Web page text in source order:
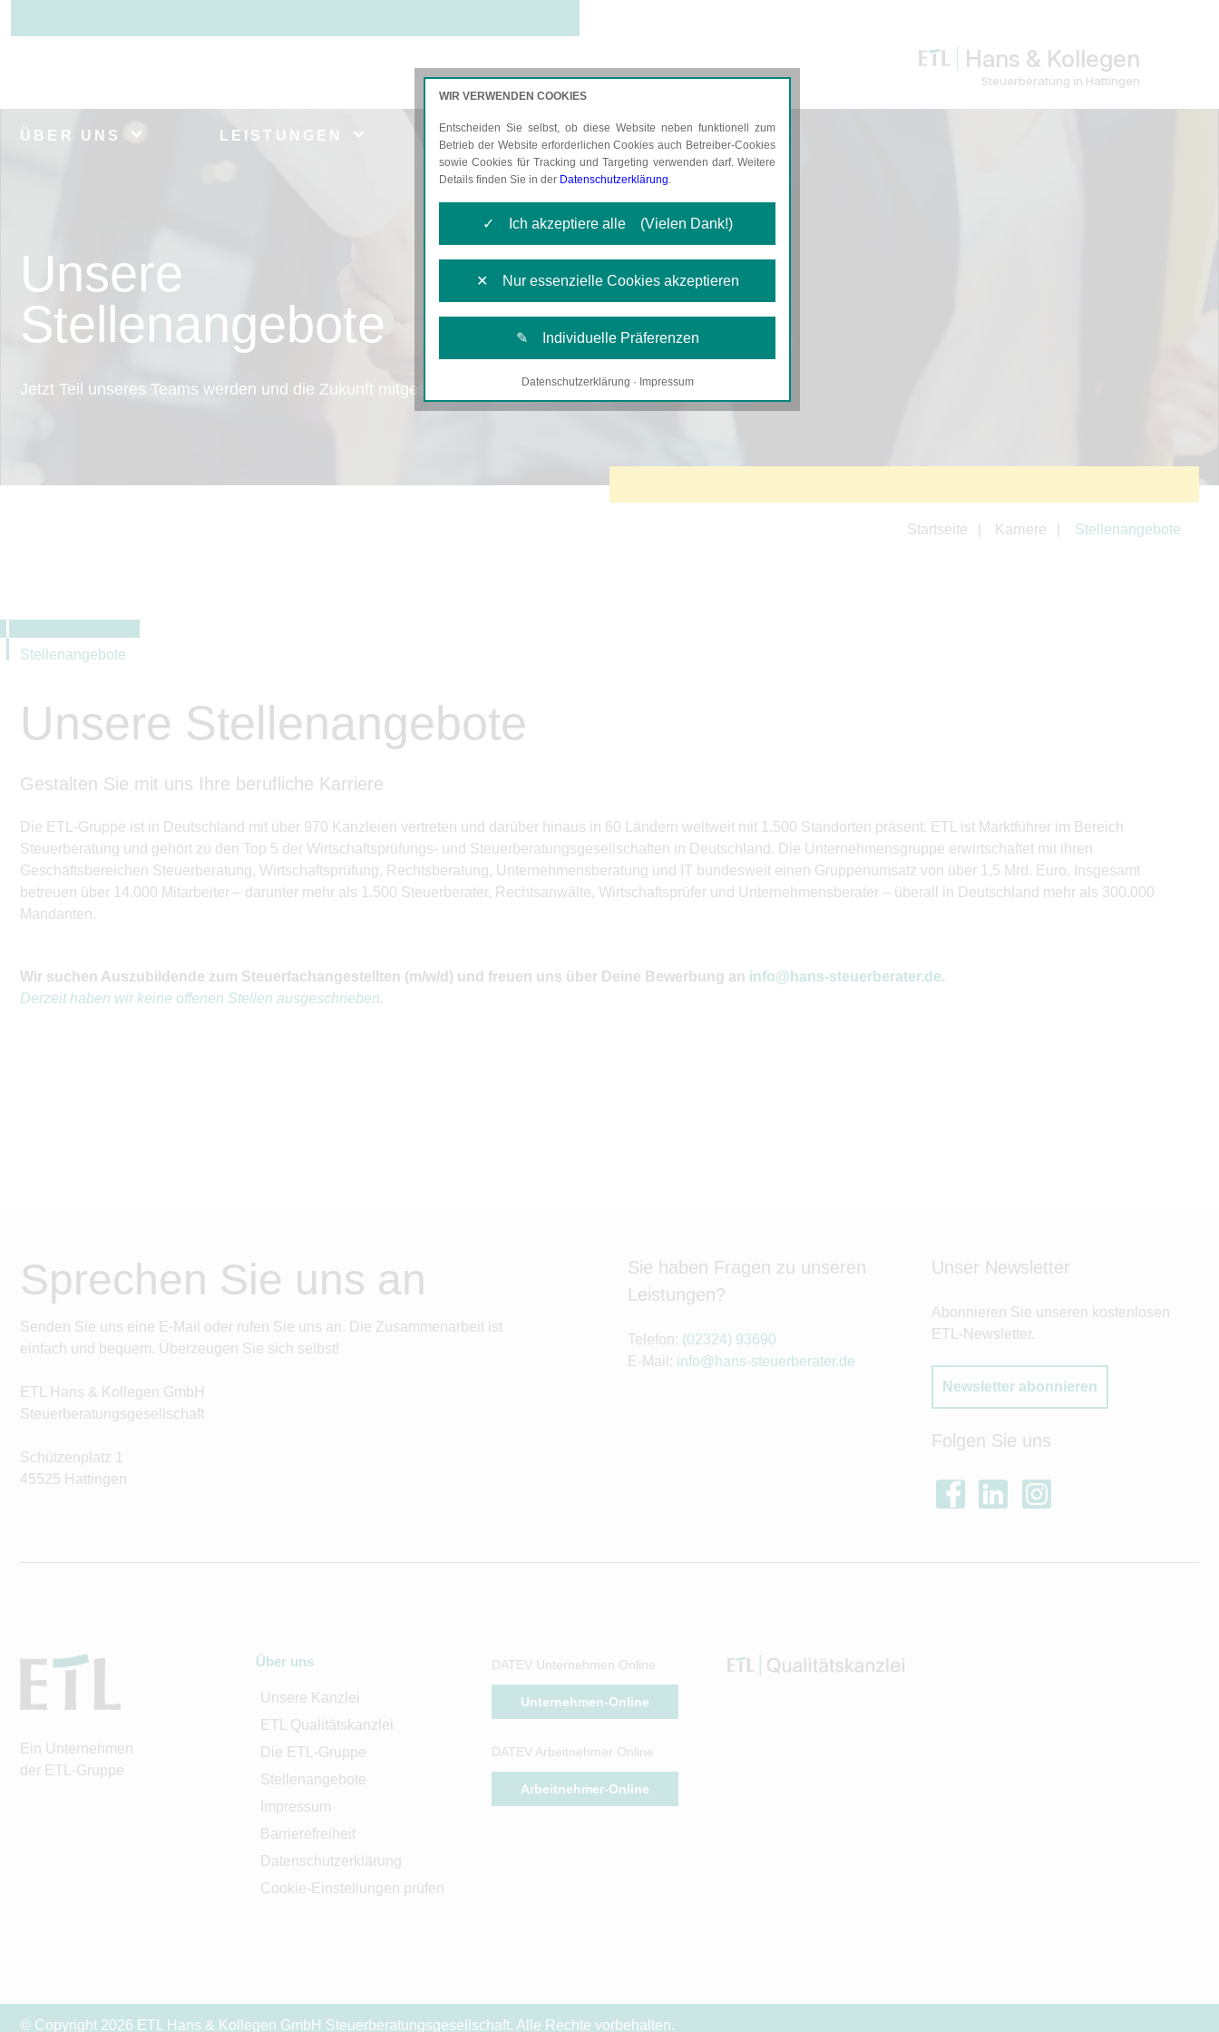
Hans & Kollegen
Steuerberatung in Hattingen
ÜBER UNS LEISTUNGEN AKTUELLES KARRIERE
Unsere
Stellenangebote
Jetzt Teil unseres Teams werden und die Zukunft mitgestalten
Startseite Karriere Stellenangebote
Stellenangebote
Unsere Stellenangebote
Gestalten Sie mit uns Ihre berufliche Karriere
Die ETL-Gruppe ist in Deutschland mit über 970 Kanzleien vertreten und darüber hinaus in 60 Ländern weltweit mit 1.500 Standorten präsent. ETL ist Marktführer im Bereich
Steuerberatung und gehört zu den Top 5 der Wirtschaftsprüfungs- und Steuerberatungsgesellschaften in Deutschland. Die Unternehmensgruppe erwirtschaftet mit ihren
Geschäftsbereichen Steuerberatung, Wirtschaftsprüfung, Rechtsberatung, Unternehmensberatung und IT bundesweit einen Gruppenumsatz von über 1,5 Mrd. Euro. Insgesamt
betreuen über 14.000 Mitarbeiter – darunter mehr als 1.500 Steuerberater, Rechtsanwälte, Wirtschaftsprüfer und Unternehmensberater – überall in Deutschland mehr als 300.000
Mandanten.
Wir suchen Auszubildende zum Steuerfachangestellten (m/w/d) und freuen uns über Deine Bewerbung an info@hans-steuerberater.de.
Derzeit haben wir keine offenen Stellen ausgeschrieben.
Sprechen Sie uns an
Senden Sie uns eine E-Mail oder rufen Sie uns an. Die Zusammenarbeit ist
einfach und bequem. Überzeugen Sie sich selbst!
ETL Hans & Kollegen GmbH
Steuerberatungsgesellschaft
Schützenplatz 1
45525 Hattingen
Sie haben Fragen zu unseren
Leistungen?
Telefon: (02324) 93690
E-Mail: info@hans-steuerberater.de
Unser Newsletter
Abonnieren Sie unseren kostenlosen
ETL-Newsletter.
Newsletter abonnieren
Folgen Sie uns
Ein Unternehmen
der ETL-Gruppe
Über uns
Unsere Kanzlei
ETL Qualitätskanzlei
Die ETL-Gruppe
Stellenangebote
Impressum
Barrierefreiheit
Datenschutzerklärung
Cookie-Einstellungen prüfen
DATEV Unternehmen Online
Unternehmen-Online
DATEV Arbeitnehmer Online
Arbeitnehmer-Online
© Copyright 2026 ETL Hans & Kollegen GmbH Steuerberatungsgesellschaft. Alle Rechte vorbehalten.
WIR VERWENDEN COOKIES
Entscheiden Sie selbst, ob diese Website neben funktionell zum
Betrieb der Website erforderlichen Cookies auch Betreiber-Cookies
sowie Cookies für Tracking und Targeting verwenden darf. Weitere
Details finden Sie in der Datenschutzerklärung.
✓ Ich akzeptiere alle (Vielen Dank!)
✕ Nur essenzielle Cookies akzeptieren
✎ Individuelle Präferenzen
Notwendige Cookies
Datenschutzerklärung · Impressum